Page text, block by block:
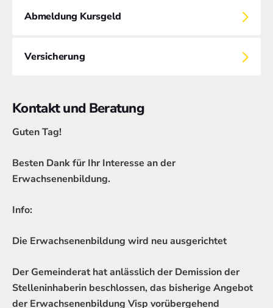
Abmeldung Kursgeld
Versicherung
Kontakt und Beratung
Guten Tag!
Besten Dank für Ihr Interesse an der
Erwachsenenbildung.
Info:
Die Erwachsenenbildung wird neu ausgerichtet
Der Gemeinderat hat anlässlich der Demission der
Stelleninhaberin beschlossen, das bisherige Angebot
der Erwachsenenbildung Visp vorübergehend